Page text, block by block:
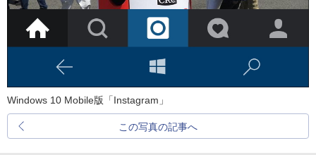
Windows 10 Mobile版「Instagram」
この写真の記事へ